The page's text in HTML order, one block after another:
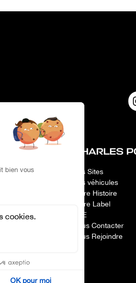
CHARLES
Nos Sites
Nos véhicules
Notre Histoire
Notre Label
RSE
Nous Contacter
Nous Rejoindre